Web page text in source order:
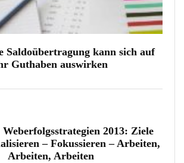
Saldoübertragung kann sich auf
Guthaben auswirken
Weberfolgsstrategien 2013: Ziele
– Fokussieren – Arbeiten,
Arbeiten, Arbeiten